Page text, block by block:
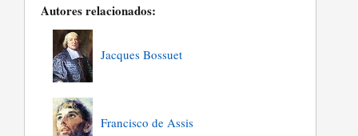
Autores relacionados:
Jacques Bossuet
Francisco de Assis